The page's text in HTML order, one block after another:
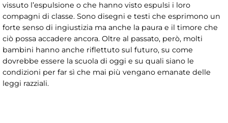
vissuto l’espulsione o che hanno visto espulsi i loro
compagni di classe. Sono disegni e testi che esprimono un
forte senso di ingiustizia ma anche la paura e il timore che
ciò possa accadere ancora. Oltre al passato, però, molti
bambini hanno anche riflettuto sul futuro, su come
dovrebbe essere la scuola di oggi e su quali siano le
condizioni per far sì che mai più vengano emanate delle
leggi razziali.